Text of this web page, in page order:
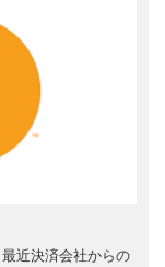
近決済会社からの